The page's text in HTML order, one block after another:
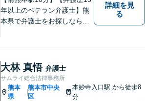
年以上のベテラン弁護士】熊
本県で弁護士をお探しなら、
ています。皆様にとって一番
のパートナーとなれるよう、
精一杯取り組ませていただき
ます。
詳細を見
る
大林 真悟 弁護士
サムライ総合法律事務所
熊本
県
|
熊本市中央
区
本妙寺入口駅から徒歩8
分